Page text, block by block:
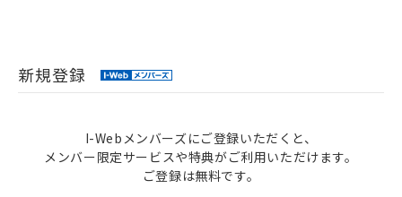
新規登録
I-Webメンバーズにご登録いただくと、
メンバー限定サービスや特典がご利用いただけます。
ご登録は無料です。